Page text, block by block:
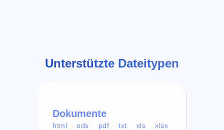
Unterstützte Dateitypen
Dokumente
html ods pdf txt xls
xlsx